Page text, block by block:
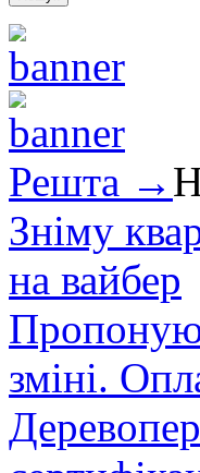
Решта →
Зніму
на вайбер
Пропоную
зміні.